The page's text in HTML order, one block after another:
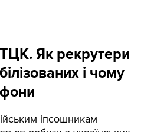
Як рекрутери
і чому
іпсошникам